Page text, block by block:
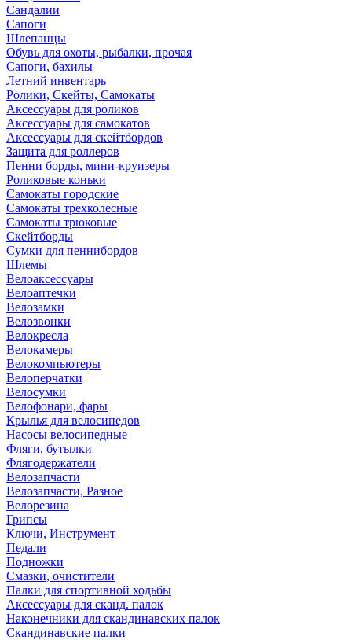
Сандалии
Сапоги
Шлепанцы
Обувь для охоты, рыбалки, прочая
Сапоги, бахилы
Летний инвентарь
Ролики, Скейты, Самокаты
Аксессуары для роликов
Аксессуары для самокатов
Аксессуары для скейтбордов
Защита для роллеров
Пенни борды, мини-круизеры
Роликовые коньки
Самокаты городские
Самокаты трехколесные
Самокаты трюковые
Скейтборды
Сумки для пеннибордов
Шлемы
Велоаксессуары
Велоаптечки
Велозамки
Велозвонки
Велокресла
Велокамеры
Велокомпьютеры
Велоперчатки
Велосумки
Велофонари, фары
Крылья для велосипедов
Насосы велосипедные
Фляги, бутылки
Флягодержатели
Велозапчасти
Велозапчасти, Разное
Велорезина
Грипсы
Ключи, Инструмент
Педали
Подножки
Смазки, очистители
Палки для спортивной ходьбы
Аксессуары для сканд. палок
Наконечники для скандинавских палок
Скандинавские палки